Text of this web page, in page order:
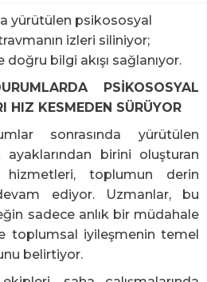
yürütülen psikososyal
izleri siliniyor;
bilgi akışı sağlanıyor.
PSİKOSOSYAL
HIZ KESMEDEN SÜRÜYOR
sonrasında yürütülen
ayaklarından birini oluşturan
toplumun derin
ediyor. Uzmanlar, bu
sadece anlık bir müdahale
toplumsal iyileşmenin temel
belirtiyor.